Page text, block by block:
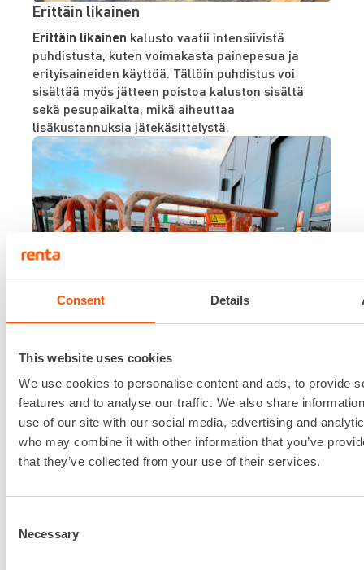
Consent Details
This website uses cookies
We use cookies to personalise content and ads, to provide
features and to analyse our traffic. We also share
use of our site with our social media, advertising and
who may combine it with other information that you’ve
that they’ve collected from your use of their services.
Selection
Necessary
Erittäin likainen
Erittäin likainen kalusto vaatii intensiivistä
puhdistusta, kuten voimakasta painepesua ja
erityisaineiden käyttöä. Tällöin puhdistus voi
sisältää myös jätteen poistoa kaluston sisältä
sekä pesupaikalta, mikä aiheuttaa
lisäkustannuksia jätekäsittelystä.
Erikoispuhdistus